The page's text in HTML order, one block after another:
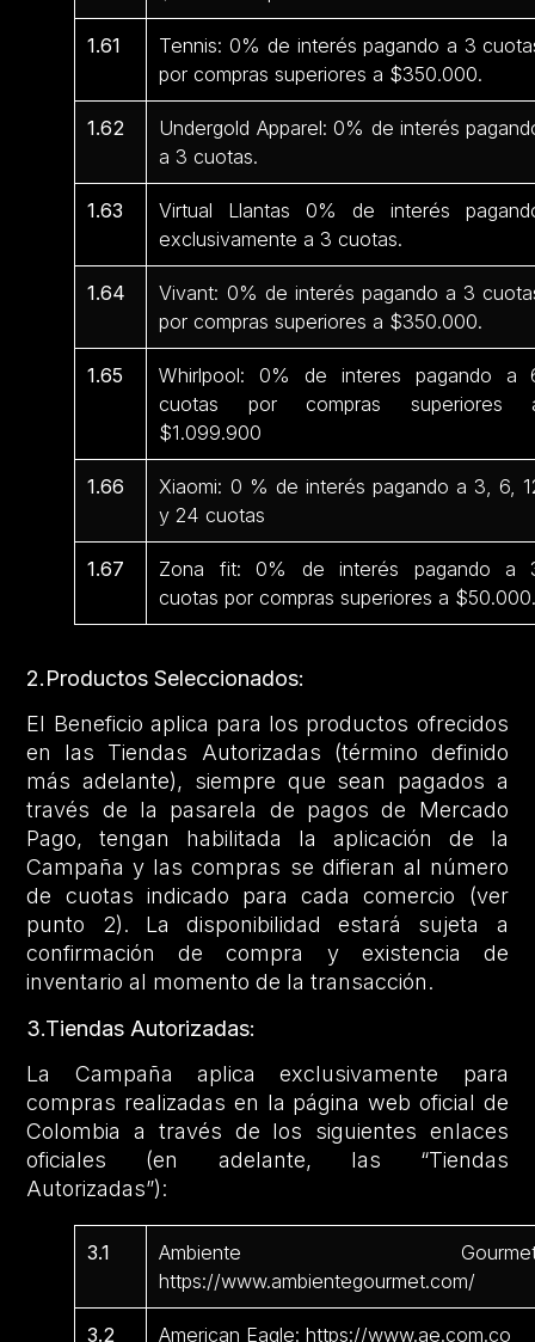
1.61
Tennis: 0% de interés pagando a 3
por compras superiores a $350.000.
1.62
Undergold Apparel: 0% de interés
a 3 cuotas.
1.63
Virtual Llantas 0% de interés
exclusivamente a 3 cuotas.
1.64
Vivant: 0% de interés pagando a 3
por compras superiores a $350.000.
1.65
Whirlpool: 0% de interes pagando a
cuotas por compras superiores
$1.099.900
1.66
Xiaomi: 0 % de interés pagando a 3, 6,
y 24 cuotas
1.67
Zona fit: 0% de interés pagando a
cuotas por compras superiores a
2.Productos Seleccionados:
El Beneficio aplica para los productos ofrecidos
en las Tiendas Autorizadas (término definido
más adelante), siempre que sean pagados a
través de la pasarela de pagos de Mercado
Pago, tengan habilitada la aplicación de la
Campaña y las compras se difieran al número
de cuotas indicado para cada comercio (ver
punto 2). La disponibilidad estará sujeta a
confirmación de compra y existencia de
inventario al momento de la transacción.
3.Tiendas Autorizadas:
La Campaña aplica exclusivamente para
compras realizadas en la página web oficial de
Colombia a través de los siguientes enlaces
oficiales (en adelante, las “Tiendas
Autorizadas”):
3.1
Ambiente
https://www.ambientegourmet.com/
3.2 American Eagle: https://www.ae.com.co